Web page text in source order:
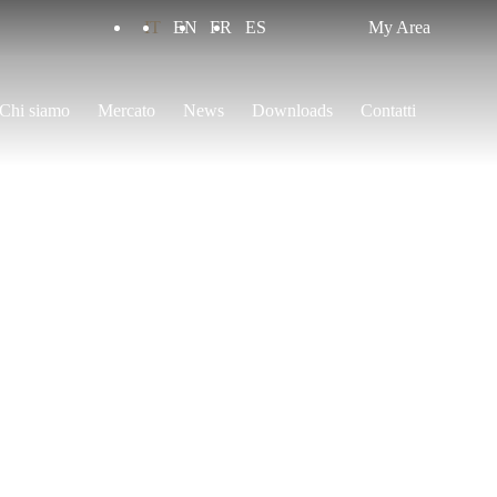
IT EN FR ES My Area
Chi siamo Mercato News Downloads Contatti